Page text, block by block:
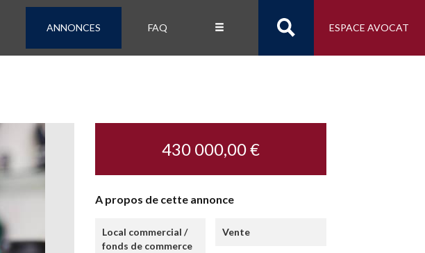
ANNONCES FAQ ESPACE AVOCAT
430 000,00 €
A propos de cette annonce
Local commercial /
fonds de commerce
Vente